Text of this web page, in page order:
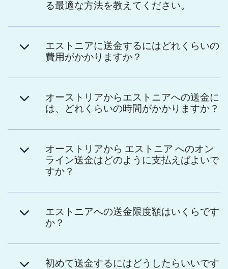
る最適な方法を教えてください。
エストニアに送金するにはどれくらいの
費用がかかりますか？
オーストリアからエストニアへの送金に
は、どれくらいの時間がかかりますか？
オーストリアから エストニア へのオン
ライン送金はどのように支払えばよいで
すか？
エストニアへの送金限度額はいくらです
か？
初めて送金するにはどうしたらいいです